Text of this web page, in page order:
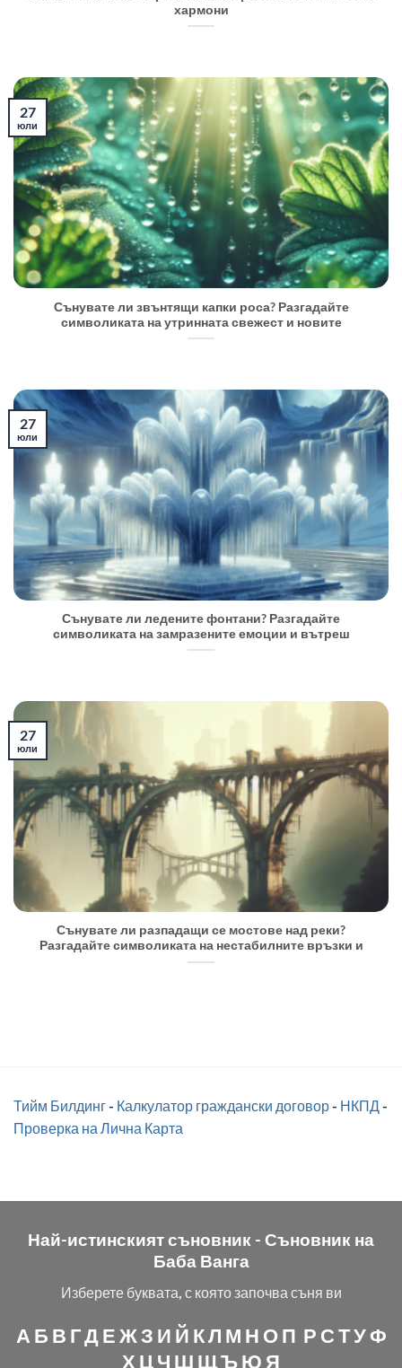
хармони
Сънувате ли звънтящи капки роса? Разгадайте
символиката на утринната свежест и новите
27
юли
Сънувате ли ледените фонтани? Разгадайте
символиката на замразените емоции и вътреш
27
юли
Сънувате ли разпадащи се мостове над реки?
Разгадайте символиката на нестабилните връзки и
27
юли
Тийм Билдинг- Калкулатор граждански договор- НКПД-
Проверка на Лична Карта
Най-истинският съновник - Съновник на
Баба Ванга
Изберете буквата, с която започва съня ви
А Б В ГДЕЖЗ И Й КЛ М Н О П Р СТУФ
Х ЦЧ Ш ЩЪЮ Я